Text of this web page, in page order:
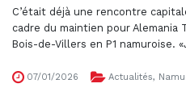
C’était déjà une rencontre
cadre du maintien pour Alemania
Bois-de-Villers en P1 namuroise.
07/01/2026 Actualités,